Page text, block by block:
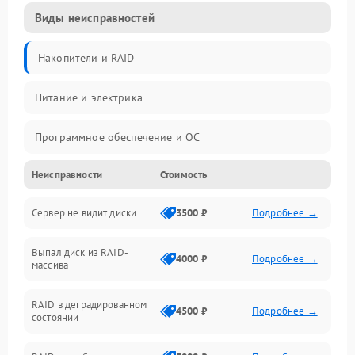
Виды неисправностей
Накопители и RAID
Питание и электрика
Программное обеспечение и ОС
Охлаждение и температура
Материнская плата и процессор
Сеть и коммуникации
Неисправности Стоимость
Сервер не видит диски 3500 ₽ Подробнее →
Выпал диск из RAID-
массива
4000 ₽ Подробнее →
RAID в деградированном
состоянии
4500 ₽ Подробнее →